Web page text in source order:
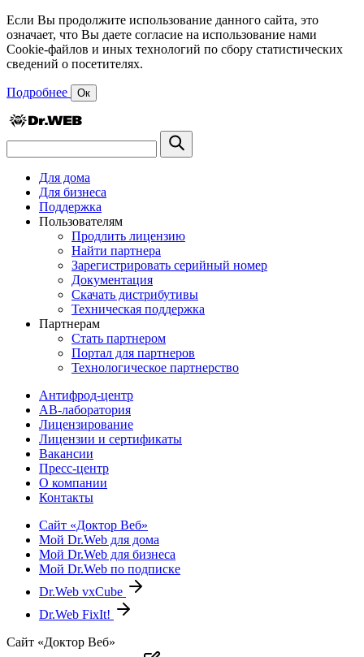
Если Вы продолжите использование данного сайта, это
означает, что Вы даете согласие на использование нами
Cookie-файлов и иных технологий по сбору статистических
сведений о посетителях.
Подробнее Ок
Для дома
Для бизнеса
Поддержка
Пользователям
Продлить лицензию
Найти партнера
Зарегистрировать серийный номер
Документация
Скачать дистрибутивы
Техническая поддержка
Партнерам
Стать партнером
Портал для партнеров
Технологическое партнерство
Антифрод-центр
АВ-лаборатория
Лицензирование
Лицензии и сертификаты
Вакансии
Пресс-центр
О компании
Контакты
Сайт «Доктор Веб»
Мой Dr.Web для дома
Мой Dr.Web для бизнеса
Мой Dr.Web по подписке
Dr.Web vxCube
Dr.Web FixIt!
Сайт «Доктор Веб»